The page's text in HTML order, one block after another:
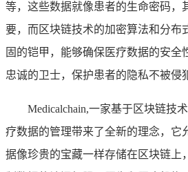
等，这些数据就像患者的生命密码，
要，而区块链技术的加密算法和分布
固的铠甲，能够确保医疗数据的安全
忠诚的卫士，保护患者的隐私不被侵
Medicalchain,一家基于区块链技
疗数据的管理带来了全新的理念，它
据像珍贵的宝藏一样存储在区块链上